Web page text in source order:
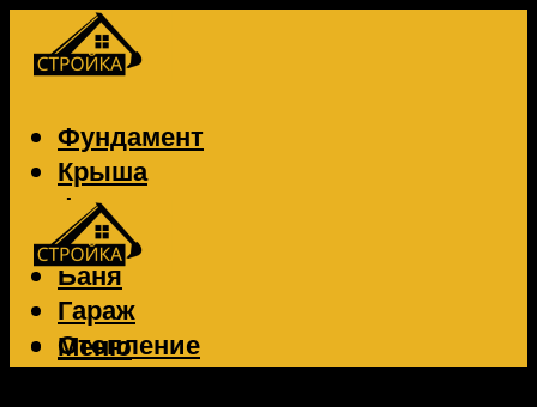
Фундамент
Крыша
Фасад
Забор
Баня
Гараж
Отопление
Вентиляция
Меню